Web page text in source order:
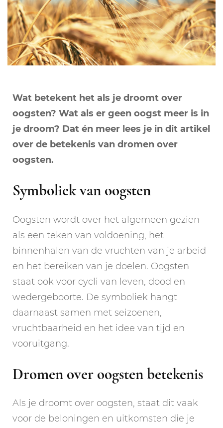
is
de
betekenis
Wat betekent het als je droomt over
oogsten? Wat als er geen oogst meer is in
je droom? Dat én meer lees je in dit artikel
over de betekenis van dromen over
oogsten.
Symboliek van oogsten
Oogsten wordt over het algemeen gezien
als een teken van voldoening, het
binnenhalen van de vruchten van je arbeid
en het bereiken van je doelen. Oogsten
staat ook voor cycli van leven, dood en
wedergeboorte. De symboliek hangt
daarnaast samen met seizoenen,
vruchtbaarheid en het idee van tijd en
vooruitgang.
Dromen over oogsten betekenis
Als je droomt over oogsten, staat dit vaak
voor de beloningen en uitkomsten die je